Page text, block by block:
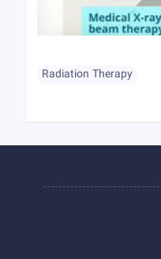
Radiation Therapy